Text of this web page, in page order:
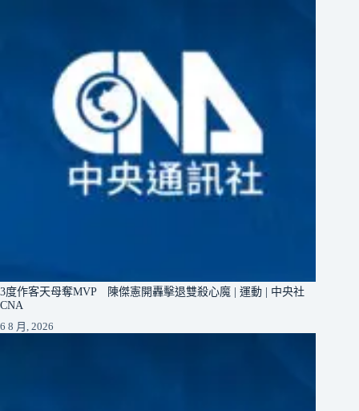
3度作客天母奪MVP 陳傑憲開轟擊退雙殺心魔 | 運動 | 中央社
CNA
6 8 月, 2026